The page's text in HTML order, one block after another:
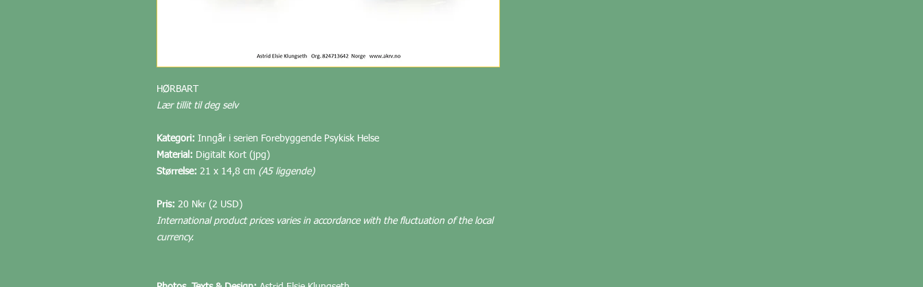
HØRBART
Lær tillit til deg selv
Kategori: Inngår i serien Forebyggende Psykisk Helse
Material: Digitalt Kort (jpg)
Størrelse: 21 x 14,8 cm (A5 liggende)
Pris: 20 Nkr (2 USD)
International product prices varies in accordance with the fluctuation of the local
currency.